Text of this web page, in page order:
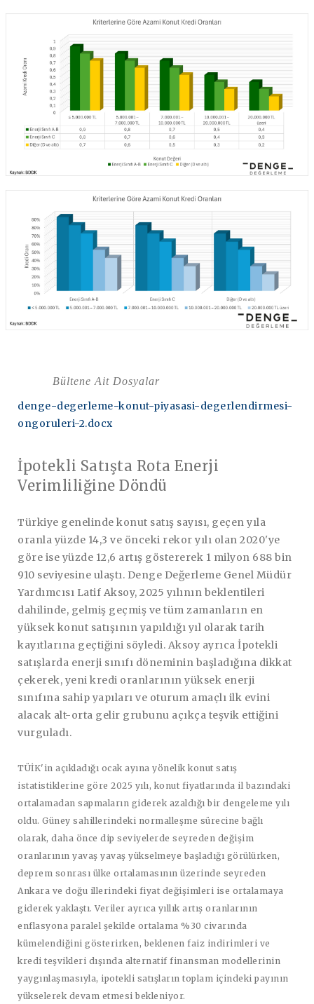
Bültene Ait Dosyalar
denge-degerleme-konut-piyasasi-degerlendirmesi-
ongoruleri-2.docx
İpotekli Satışta Rota Enerji
Verimliliğine Döndü
Türkiye genelinde konut satış sayısı, geçen yıla
oranla yüzde 14,3 ve önceki rekor yılı olan 2020'ye
göre ise yüzde 12,6 artış göstererek 1 milyon 688 bin
910 seviyesine ulaştı. Denge Değerleme Genel Müdür
Yardımcısı Latif Aksoy, 2025 yılının beklentileri
dahilinde, gelmiş geçmiş ve tüm zamanların en
yüksek konut satışının yapıldığı yıl olarak tarih
kayıtlarına geçtiğini söyledi. Aksoy ayrıca İpotekli
satışlarda enerji sınıfı döneminin başladığına dikkat
çekerek, yeni kredi oranlarının yüksek enerji
sınıfına sahip yapıları ve oturum amaçlı ilk evini
alacak alt-orta gelir grubunu açıkça teşvik ettiğini
vurguladı.
TÜİK'in açıkladığı ocak ayına yönelik konut satış
istatistiklerine göre 2025 yılı, konut fiyatlarında il bazındaki
ortalamadan sapmaların giderek azaldığı bir dengeleme yılı
oldu. Güney sahillerindeki normalleşme sürecine bağlı
olarak, daha önce dip seviyelerde seyreden değişim
oranlarının yavaş yavaş yükselmeye başladığı görülürken,
deprem sonrası ülke ortalamasının üzerinde seyreden
Ankara ve doğu illerindeki fiyat değişimleri ise ortalamaya
giderek yaklaştı. Veriler ayrıca yıllık artış oranlarının
enflasyona paralel şekilde ortalama %30 civarında
kümelendiğini gösterirken, beklenen faiz indirimleri ve
kredi teşvikleri dışında alternatif finansman modellerinin
yaygınlaşmasıyla, ipotekli satışların toplam içindeki payının
yükselerek devam etmesi bekleniyor.